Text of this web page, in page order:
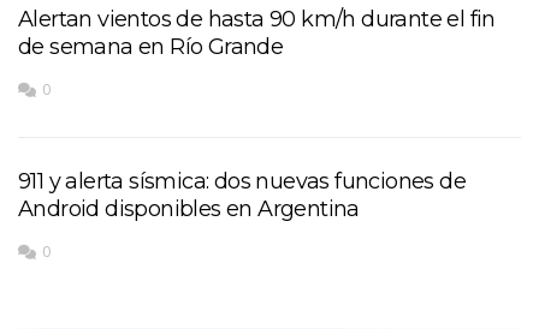
Alertan vientos de hasta 90 km/h durante el fin
de semana en Río Grande
0
911 y alerta sísmica: dos nuevas funciones de
Android disponibles en Argentina
0